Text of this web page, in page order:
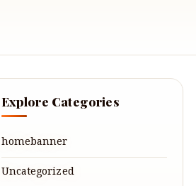
Explore Categories
homebanner
Uncategorized